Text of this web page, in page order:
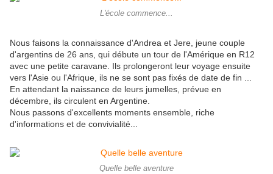
L'école commence...
Nous faisons la connaissance d'Andrea et Jere, jeune couple
d'argentins de 26 ans, qui débute un tour de l'Amérique en R12
avec une petite caravane. Ils prolongeront leur voyage ensuite
vers l'Asie ou l'Afrique, ils ne se sont pas fixés de date de fin ...
En attendant la naissance de leurs jumelles, prévue en
décembre, ils circulent en Argentine.
Nous passons d'excellents moments ensemble, riche
d'informations et de convivialité...
Quelle belle aventure